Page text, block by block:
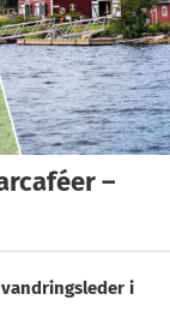
–
i